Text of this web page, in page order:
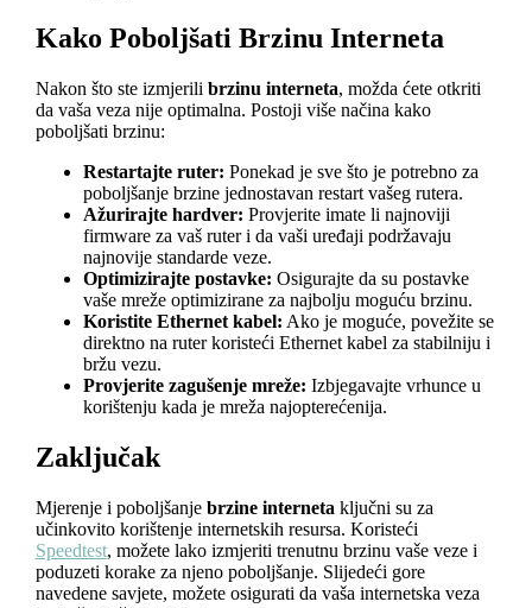
Kako Poboljšati Brzinu Interneta
Nakon što ste izmjerili brzinu interneta, možda ćete otkriti
da vaša veza nije optimalna. Postoji više načina kako
poboljšati brzinu:
Restartajte ruter: Ponekad je sve što je potrebno za
poboljšanje brzine jednostavan restart vašeg rutera.
Ažurirajte hardver: Provjerite imate li najnoviji
firmware za vaš ruter i da vaši uređaji podržavaju
najnovije standarde veze.
Optimizirajte postavke: Osigurajte da su postavke
vaše mreže optimizirane za najbolju moguću brzinu.
Koristite Ethernet kabel: Ako je moguće, povežite se
direktno na ruter koristeći Ethernet kabel za stabilniju i
bržu vezu.
Provjerite zagušenje mreže: Izbjegavajte vrhunce u
korištenju kada je mreža najopterećenija.
Zaključak
Mjerenje i poboljšanje brzine interneta ključni su za
učinkovito korištenje internetskih resursa. Koristeći
Speedtest, možete lako izmjeriti trenutnu brzinu vaše veze i
poduzeti korake za njeno poboljšanje. Slijedeći gore
navedene savjete, možete osigurati da vaša internetska veza